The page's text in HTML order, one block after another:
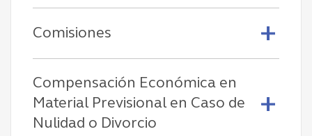
Comisiones
Compensación Económica en
Material Previsional en Caso de
Nulidad o Divorcio